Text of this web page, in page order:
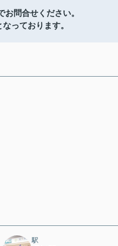
問合せください。
っております。
駅